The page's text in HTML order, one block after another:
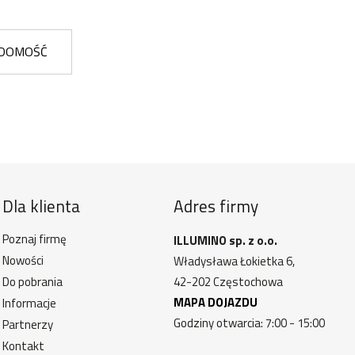
Dla klienta
Poznaj firmę
Nowości
Do pobrania
Informacje
Partnerzy
Kontakt
Adres firmy
ILLUMINO sp. z o.o.
Władysława Łokietka 6,
42-202 Częstochowa
MAPA DOJAZDU
Godziny otwarcia: 7:00 - 15:00